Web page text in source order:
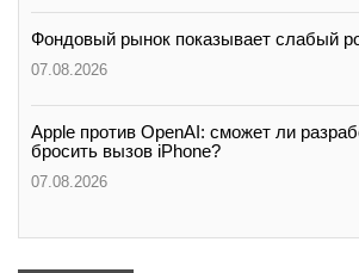
Фондовый рынок показывает слабый
07.08.2026
Apple против OpenAI: сможет ли
бросить вызов iPhone?
07.08.2026